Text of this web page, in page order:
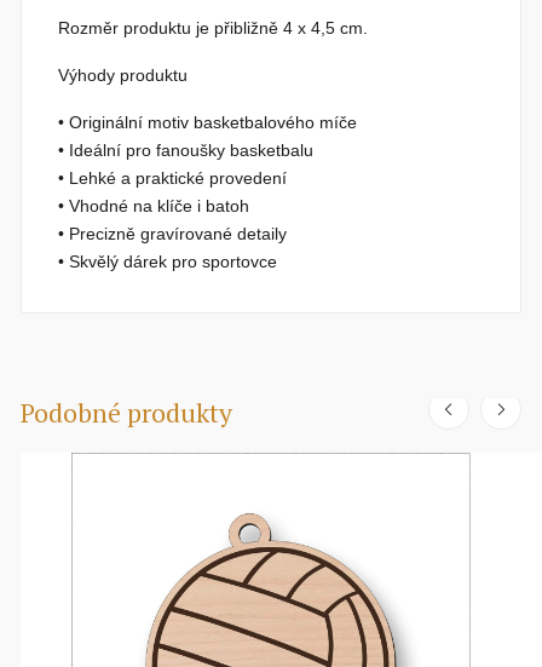
Rozměr produktu je přibližně4 x 4,5 cm.
Výhody produktu
• Originální motiv basketbalového míče
• Ideální pro fanoušky basketbalu
• Lehké a praktické provedení
• Vhodné na klíče i batoh
• Precizně gravírované detaily
• Skvělý dárek pro sportovce
Podobné produkty